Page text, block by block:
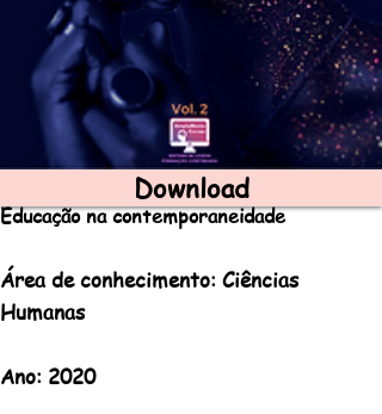
Download
E-book Amplamente:
Educação na contemporaneidade
Área de conhecimento: Ciências
Humanas
Ano: 2020